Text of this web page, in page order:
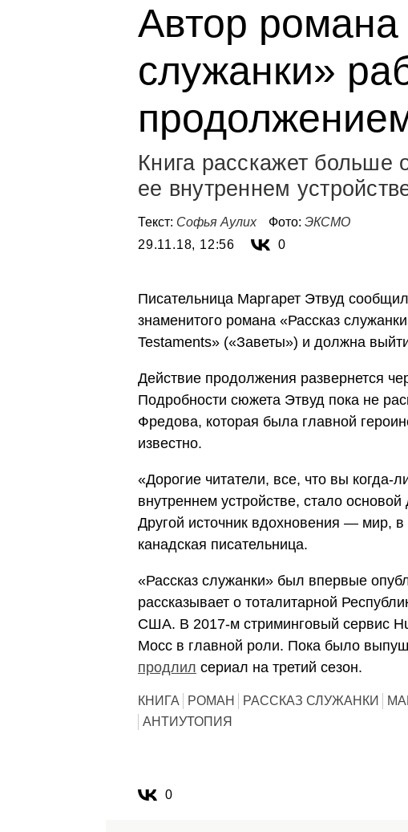
Автор романа
служанки»
Книга расскажет больше
ее внутреннем
Текст: Софья Аулих Фото: ЭКСМО
29.11.18, 12:56
0
Писательница Маргарет Этвуд
знаменитого романа «Рассказ
Testaments» («Заветы») и должна
Действие продолжения развернется
Подробности сюжета Этвуд пока не
Фредова, которая была главной
известно.
«Дорогие читатели, все, что вы когда-
внутреннем устройстве, стало
Другой источник вдохновения — мир,
канадская писательница.
«Рассказ служанки» был впервые
рассказывает о тоталитарной
США. В 2017-м стриминговый сервис
Мосс в главной роли. Пока было
продлил сериал на третий сезон.
КНИГА РОМАН РАССКАЗ СЛУЖАНКИ
АНТИУТОПИЯ
0